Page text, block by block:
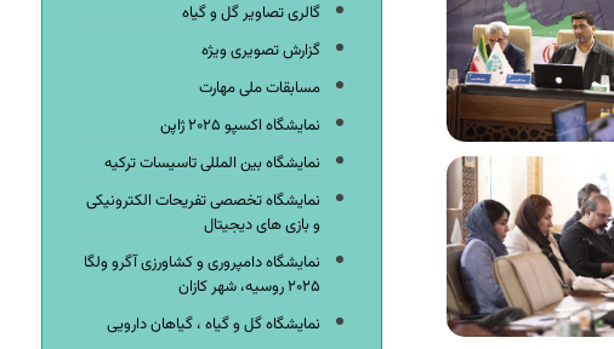
گالری تصاویر گل و گیاه
گزارش تصویری ویژه
مسابقات ملی مهارت
نمایشگاه اکسپو ۲۰۲۵ ژاپن
نمایشگاه بین المللی تاسیسات ترکیه
نمایشگاه تخصصی تفریحات الکترونیکی
و بازی های دیجیتال
نمایشگاه دامپروری و کشاورزی آگرو ولگا
۲۰۲۵ روسیه، شهر کازان
نمایشگاه گل و گیاه ، گیاهان دارویی